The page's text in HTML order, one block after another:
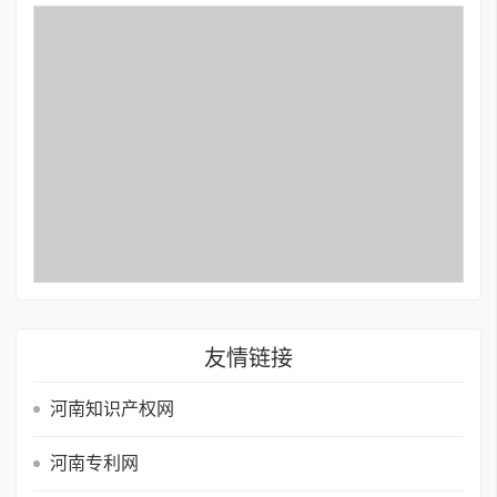
友情链接
河南知识产权网
河南专利网